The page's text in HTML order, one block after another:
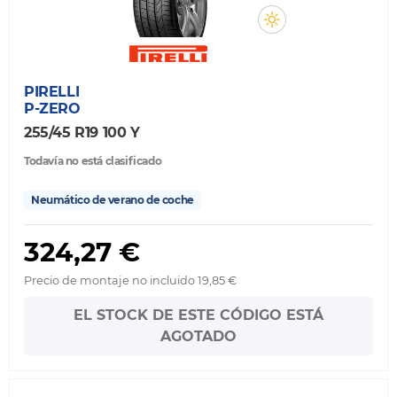
PIRELLI
P-ZERO
255/45 R19 100 Y
Todavía no está clasificado
Neumático de verano de coche
324,27 €
Precio de montaje no incluido 19,85 €
EL STOCK DE ESTE CÓDIGO ESTÁ
AGOTADO